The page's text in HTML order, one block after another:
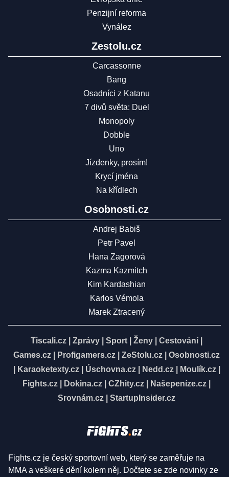
Penzijní reforma
Vynález
Zestolu.cz
Carcassonne
Bang
Osadníci z Katanu
7 divů světa: Duel
Monopoly
Dobble
Uno
Jízdenky, prosím!
Krycí jména
Na křídlech
Osobnosti.cz
Andrej Babiš
Petr Pavel
Hana Zagorová
Kazma Kazmitch
Kim Kardashian
Karlos Vémola
Marek Ztracený
Tiscali.cz Zprávy Sport Ženy Cestování
Games.cz
Profigamers.cz ZeStolu.cz
Osobnosti.cz
Karaoketexty.cz| Úschovna.cz| Nedd.cz| Moulík.cz|
Fights.cz
Dokina.cz CZhity.cz Našepeníze.cz
Srovnám.cz
StartupInsider.cz
Fights.cz je český sportovní web, který se zaměřuje na
MMA a veškeré dění kolem něj. Dočtete se zde novinky ze